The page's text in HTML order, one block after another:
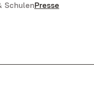
SchulenPresse